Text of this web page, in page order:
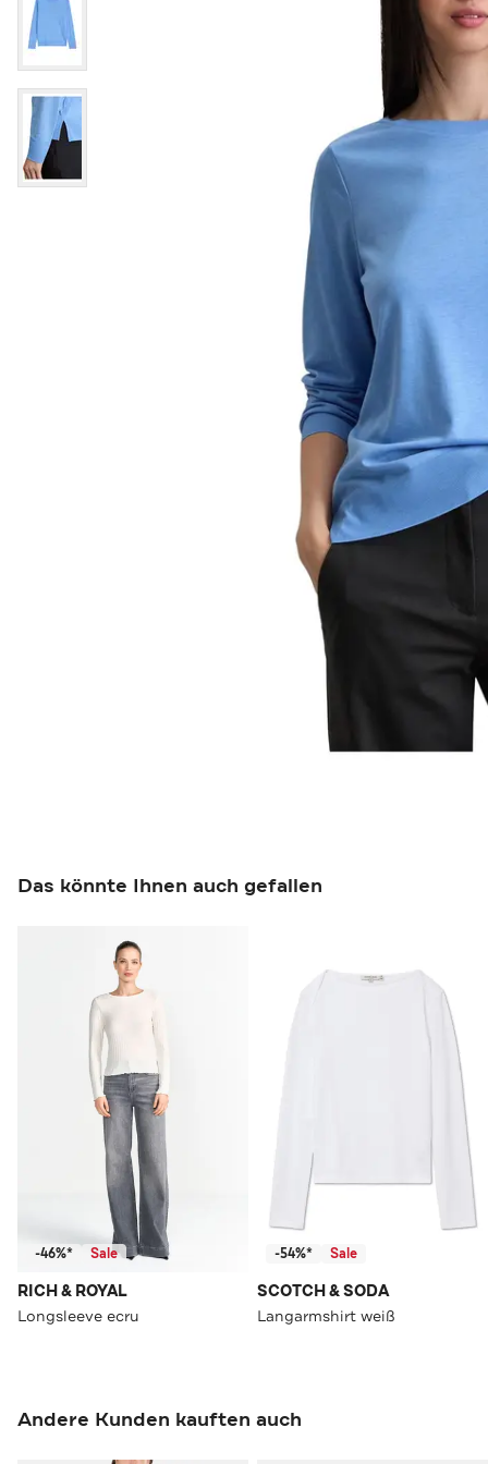
Das könnte Ihnen auch gefallen
-46%* Sale
RICH & ROYAL
Longsleeve ecru
-54%* Sale
SCOTCH & SODA
Langarmshirt weiß
Andere Kunden kauften auch